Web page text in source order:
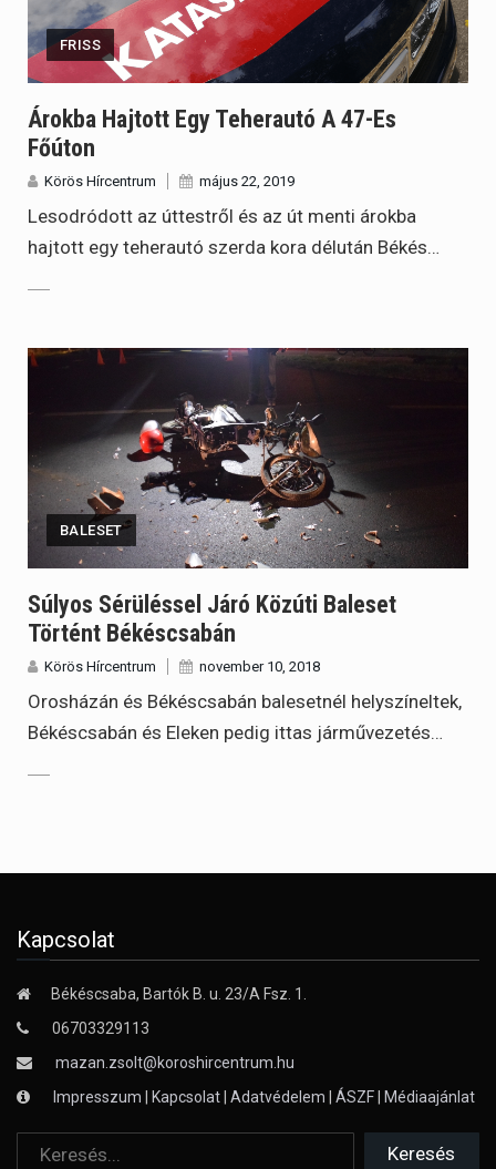
FRISS
Árokba Hajtott Egy Teherautó A 47-Es
Főúton
Körös Hírcentrum május 22, 2019
Lesodródott az úttestről és az út menti árokba
hajtott egy teherautó szerda kora délután Békés…
BALESET
Súlyos Sérüléssel Járó Közúti Baleset
Történt Békéscsabán
Körös Hírcentrum november 10, 2018
Orosházán és Békéscsabán balesetnél helyszíneltek,
Békéscsabán és Eleken pedig ittas járművezetés…
Kapcsolat
Békéscsaba, Bartók B. u. 23/A Fsz. 1.
06703329113
mazan.zsolt@koroshircentrum.hu
Impresszum
Kapcsolat Adatvédelem ÁSZF Médiaajánlat